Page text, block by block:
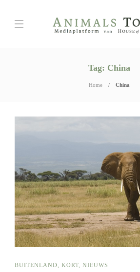
Tag: China
Home China
BUITENLAND, KORT, NIEUWS